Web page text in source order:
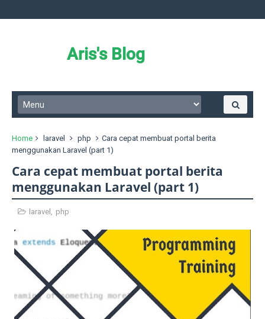
Aris's Blog
Home laravel php
Cara cepat membuat portal berita
menggunakan Laravel (part 1)
Cara cepat membuat portal berita
menggunakan Laravel (part 1)
laravel , php